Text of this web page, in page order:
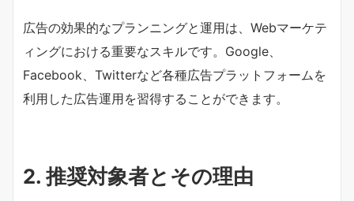
広告の効果的なプランニングと運用は、Webマーケテ
ィングにおける重要なスキルです。Google、
Facebook、Twitterなど各種広告プラットフォームを
利用した広告運用を習得することができます。
2. 推奨対象者とその理由